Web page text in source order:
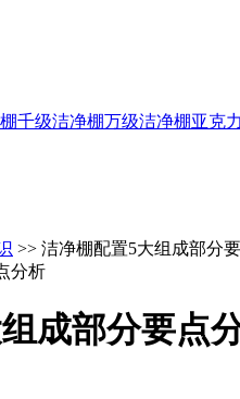
千级洁净棚万级洁净棚亚克
>> 洁净棚配置5大组成部分
成部分要点